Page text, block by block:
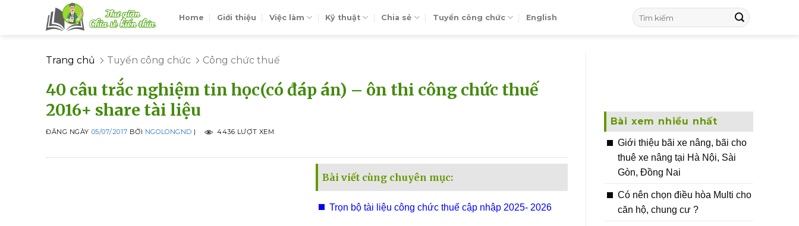
Home Giới thiệu Việc làm Kỹ thuật Chia sẻ Tuyển công chức English
Trang chủ Tuyển công chức Công chức thuế
40 câu trắc nghiệm tin học(có đáp án) – ôn thi công chức thuế
2016+ share tài liệu
ĐĂNG NGÀY 05/07/2017 BỞI NGOLONGND | 4436 LƯỢT XEM
Bài viết cùng chuyên mục:
Trọn bộ tài liệu công chức thuế cập nhập 2025- 2026
Bài xem nhiều nhất
Giới thiệu bãi xe nâng, bãi cho
thuê xe nâng tại Hà Nội, Sài
Gòn, Đồng Nai
Có nên chọn điều hòa Multi cho
căn hộ, chung cư ?